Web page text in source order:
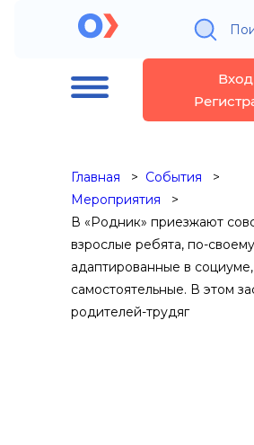
Главная
События
Мероприятия
В «Родник» приезжают
взрослые ребята, по-своему
адаптированные в социуме,
самостоятельные. В этом
родителей-трудяг